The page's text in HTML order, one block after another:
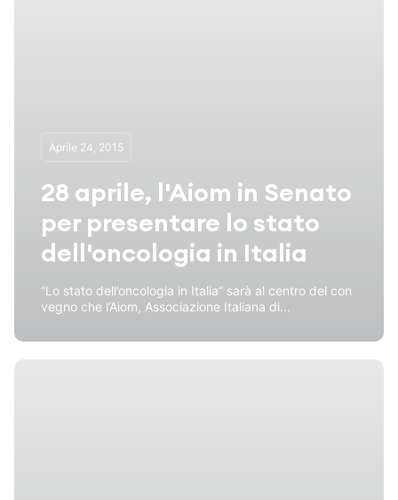
Aprile 24, 2015
28 aprile, l'Aiom in Senato
per presentare lo stato
dell'oncologia in Italia
“Lo stato dell’oncologia in Italia” sarà al centro del con
vegno che l’Aiom, Associazione Italiana di...